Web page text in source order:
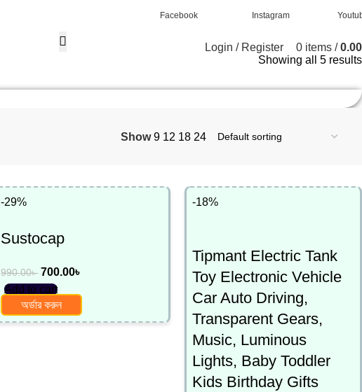
Facebook Instagram
Login / Register 0 items / 0.00
Showing all 5 results
Show9 12 18 24
-29%
Sustocap
990.00৳ 700.00৳
Add to cart
অর্ডার করুন
-18%
Tipmant Electric Tank
Toy Electronic Vehicle
Car Auto Driving,
Transparent Gears,
Music, Luminous
Lights, Baby Toddler
Kids Birthday Gifts